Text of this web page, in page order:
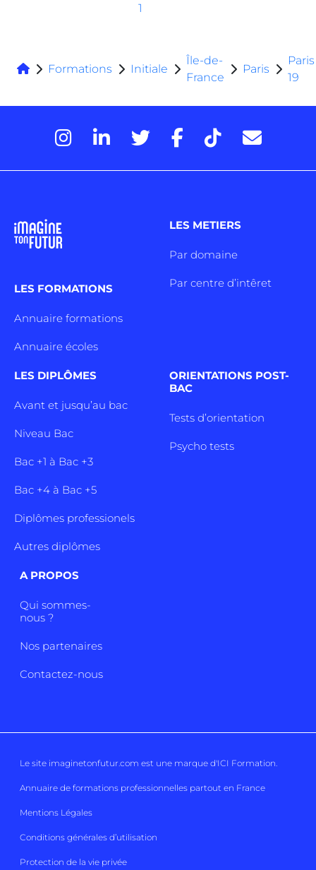
1
Formations Initiale
Île-de-
France
Paris
Paris
19
LES FORMATIONS
Annuaire formations
Annuaire écoles
LES METIERS
Par domaine
Par centre d’intêret
LES DIPLÔMES
Avant et jusqu’au bac
Niveau Bac
Bac +1 à Bac +3
Bac +4 à Bac +5
Diplômes professionels
Autres diplômes
ORIENTATIONS POST-
BAC
Tests d’orientation
Psycho tests
A PROPOS
Qui sommes-
nous ?
Nos partenaires
Contactez-nous
Le site imaginetonfutur.com est une marque d'ICI Formation.
Annuaire de formations professionnelles partout en France
Mentions Légales
Conditions générales d’utilisation
Protection de la vie privée